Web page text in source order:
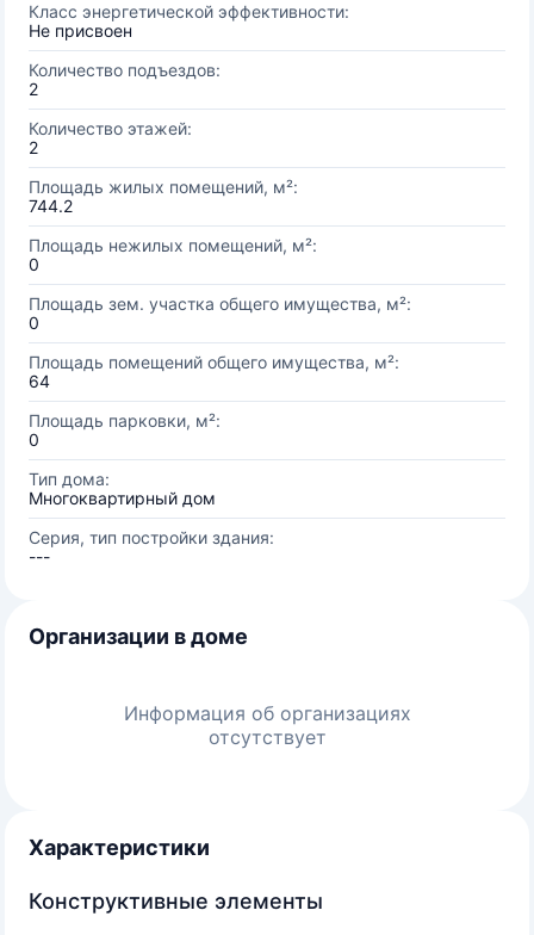
Класс энергетической эффективности:
Не присвоен
Количество подъездов:
2
Количество этажей:
2
Площадь жилых помещений, м²:
744.2
Площадь нежилых помещений, м²:
0
Площадь зем. участка общего имущества, м²:
0
Площадь помещений общего имущества, м²:
64
Площадь парковки, м²:
0
Тип дома:
Многоквартирный дом
Серия, тип постройки здания:
---
Организации в доме
Информация об организациях
отсутствует
Характеристики
Конструктивные элементы